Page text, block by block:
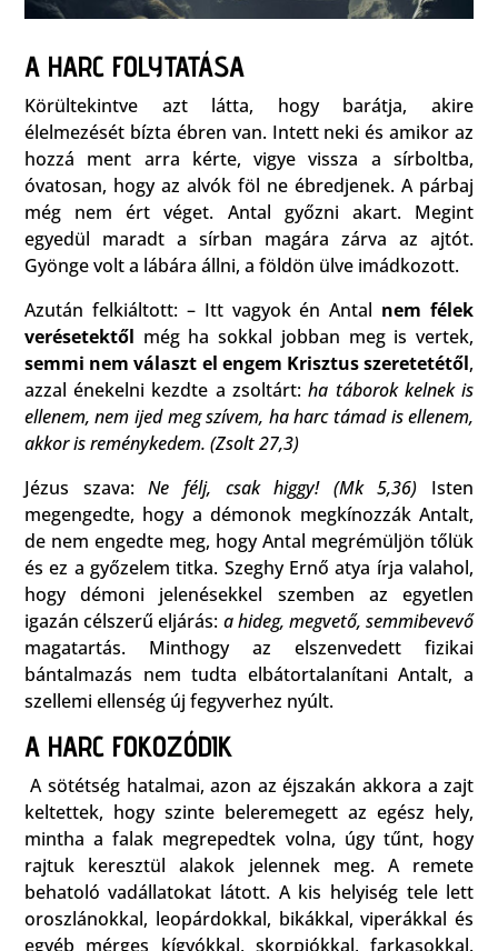
A HARC FOLYTATÁSA
Körültekintve azt látta, hogy barátja, akire
élelmezését bízta ébren van. Intett neki és amikor az
hozzá ment arra kérte, vigye vissza a sírboltba,
óvatosan, hogy az alvók föl ne ébredjenek. A párbaj
még nem ért véget. Antal győzni akart. Megint
egyedül maradt a sírban magára zárva az ajtót.
Gyönge volt a lábára állni, a földön ülve imádkozott.
Azután felkiáltott: – Itt vagyok én Antal nem félek
verésetektől még ha sokkal jobban meg is vertek,
semmi nem választ el engem Krisztus szeretetétől,
azzal énekelni kezdte a zsoltárt:ha táborok kelnek is
ellenem, nem ijed meg szívem, ha harc támad is ellenem,
akkor is reménykedem. (Zsolt 27,3)
Jézus szava:Ne félj, csak higgy! (Mk 5,36) Isten
megengedte, hogy a démonok megkínozzák Antalt,
de nem engedte meg, hogy Antal megrémüljön tőlük
és ez a győzelem titka. Szeghy Ernő atya írja valahol,
hogy démoni jelenésekkel szemben az egyetlen
igazán célszerű eljárás: a hideg, megvető, semmibevevő
magatartás. Minthogy az elszenvedett fizikai
bántalmazás nem tudta elbátortalanítani Antalt, a
szellemi ellenség új fegyverhez nyúlt.
A HARC FOKOZÓDIK
A sötétség hatalmai, azon az éjszakán akkora a zajt
keltettek, hogy szinte beleremegett az egész hely,
mintha a falak megrepedtek volna, úgy tűnt, hogy
rajtuk keresztül alakok jelennek meg. A remete
behatoló vadállatokat látott. A kis helyiség tele lett
oroszlánokkal, leopárdokkal, bikákkal, viperákkal és
egyéb mérges kígyókkal, skorpiókkal, farkasokkal.